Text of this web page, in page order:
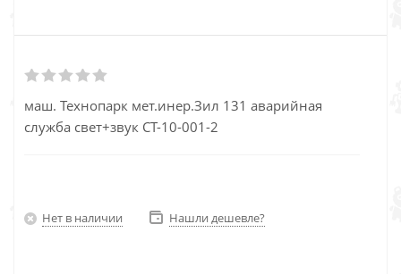
маш. Технопарк мет.инер.Зил 131 аварийная
служба свет+звук СТ-10-001-2
Нет в наличии Нашли дешевле?